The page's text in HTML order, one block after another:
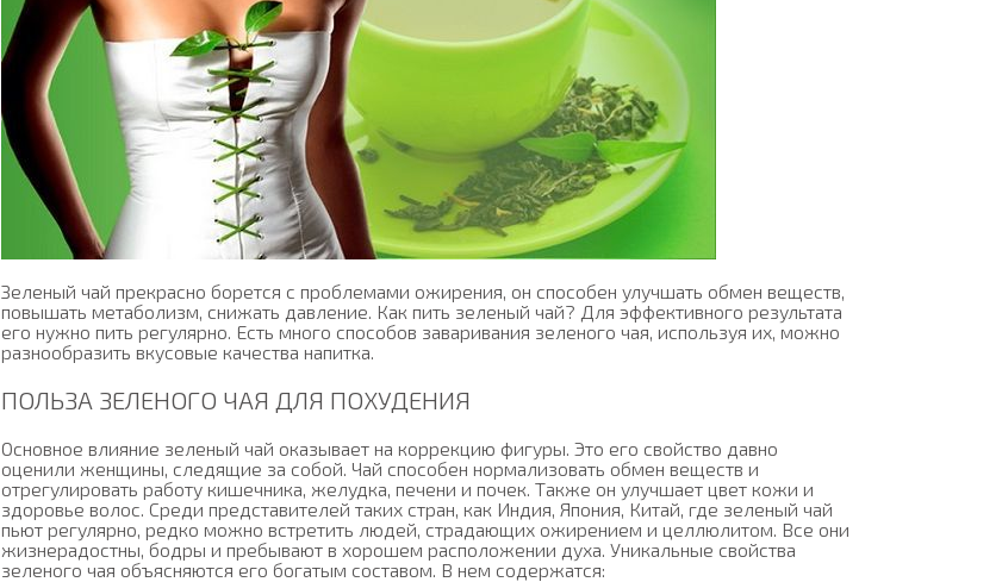
Зеленый чай прекрасно борется с проблемами ожирения, он способен улучшать обмен веществ,
повышать метаболизм, снижать давление. Как пить зеленый чай? Для эффективного результата
его нужно пить регулярно. Есть много способов заваривания зеленого чая, используя их, можно
разнообразить вкусовые качества напитка.
ПОЛЬЗА ЗЕЛЕНОГО ЧАЯ ДЛЯ ПОХУДЕНИЯ
Основное влияние зеленый чай оказывает на коррекцию фигуры. Это его свойство давно
оценили женщины, следящие за собой. Чай способен нормализовать обмен веществ и
отрегулировать работу кишечника, желудка, печени и почек. Также он улучшает цвет кожи и
здоровье волос. Среди представителей таких стран, как Индия, Япония, Китай, где зеленый чай
пьют регулярно, редко можно встретить людей, страдающих ожирением и целлюлитом. Все они
жизнерадостны, бодры и пребывают в хорошем расположении духа. Уникальные свойства
зеленого чая объясняются его богатым составом. В нем содержатся: